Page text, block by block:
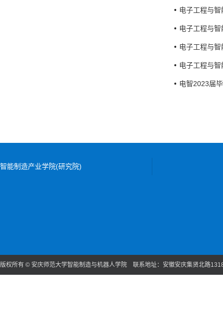
电子工程与
电子工程与
电子工程与
电子工程与
电智2023届
智能制造产业学院(研究院)
版权所有 © 安庆师范大学智能制造与机器人学院 联系地址：安徽安庆集贤北路